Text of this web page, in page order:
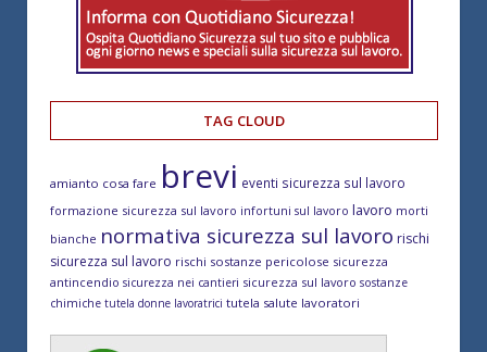
TAG CLOUD
amianto cosa fare brevi eventi sicurezza sul lavoro
formazione sicurezza sul lavoro infortuni sul lavoro lavoro morti
bianche normativa sicurezza sul lavoro rischi
sicurezza sul lavoro rischi sostanze pericolose sicurezza
antincendio sicurezza nei cantieri sicurezza sul lavoro sostanze
chimiche tutela donne lavoratrici tutela salute lavoratori